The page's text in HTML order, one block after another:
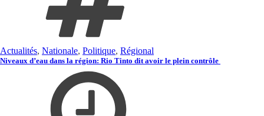
Actualités, Nationale, Politique, Régional
Niveaux d’eau dans la région: Rio Tinto dit avoir le plein contrôle